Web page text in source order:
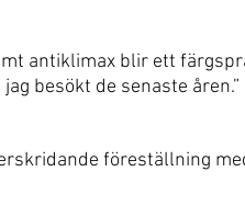
antiklimax blir ett
besökt de senaste åren.”
föreställning